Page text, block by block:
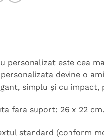
personalizat este cea
personalizata devine o
simplu și cu
fara suport: 26 x 22 cm.
standard (conform